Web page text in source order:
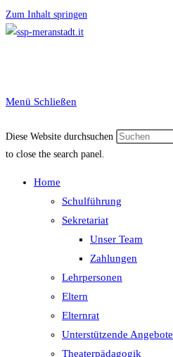
Zum Inhalt springen
Menü Schließen
Diese Website durchsuchen
to close the search panel.
Home
Schulführung
Sekretariat
Unser Team
Zahlungen
Lehrpersonen
Eltern
Elternrat
Unterstützende Angebote
Theaterpädagogik